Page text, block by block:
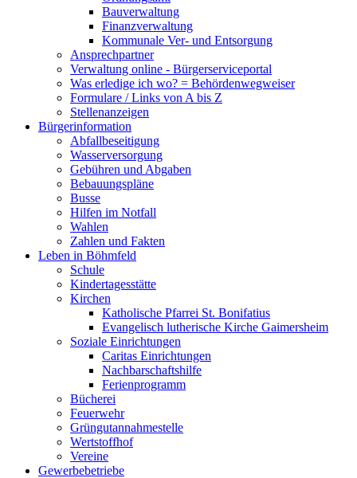
Bauverwaltung
Finanzverwaltung
Kommunale Ver- und Entsorgung
Ansprechpartner
Verwaltung online - Bürgerserviceportal
Was erledige ich wo? = Behördenwegweiser
Formulare / Links von A bis Z
Stellenanzeigen
Bürgerinformation
Abfallbeseitigung
Wasserversorgung
Gebühren und Abgaben
Bebauungspläne
Busse
Hilfen im Notfall
Wahlen
Zahlen und Fakten
Leben in Böhmfeld
Schule
Kindertagesstätte
Kirchen
Katholische Pfarrei St. Bonifatius
Evangelisch lutherische Kirche Gaimersheim
Soziale Einrichtungen
Caritas Einrichtungen
Nachbarschaftshilfe
Ferienprogramm
Bücherei
Feuerwehr
Grüngutannahmestelle
Wertstoffhof
Vereine
Gewerbebetriebe